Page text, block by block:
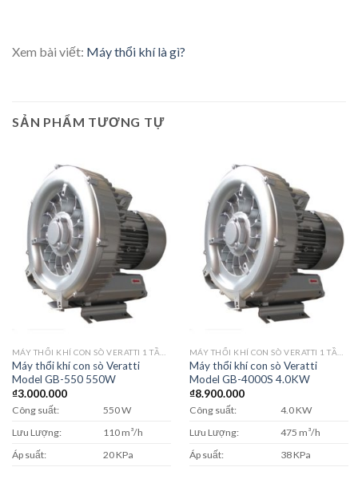
Xem bài viết: Máy thổi khí là gì?
SẢN PHẨM TƯƠNG TỰ
Máy thổi khí con sò Veratti
Model GB-550 550W
₫3.000.000
Công suất:
550 W
Lưu Lượng:
110 m³/h
Áp suất:
20 KPa
Máy thổi khí con sò Veratti
Model GB-4000S 4.0KW
₫8.900.000
Công suất:
4.0 KW
Lưu Lượng:
475 m³/h
Áp suất:
38 KPa